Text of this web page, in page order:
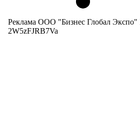
Реклама ООО "Бизнес Глобал
2W5zFJRB7Va